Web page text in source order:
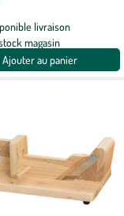
livraison
magasin
Ajouter au panier